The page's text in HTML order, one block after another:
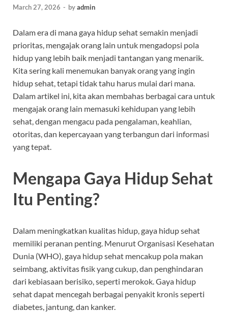
March 27, 2026 - byadmin
Dalam era di mana gaya hidup sehat semakin menjadi
prioritas, mengajak orang lain untuk mengadopsi pola
hidup yang lebih baik menjadi tantangan yang menarik.
Kita sering kali menemukan banyak orang yang ingin
hidup sehat, tetapi tidak tahu harus mulai dari mana.
Dalam artikel ini, kita akan membahas berbagai cara untuk
mengajak orang lain memasuki kehidupan yang lebih
sehat, dengan mengacu pada pengalaman, keahlian,
otoritas, dan kepercayaan yang terbangun dari informasi
yang tepat.
Mengapa Gaya Hidup Sehat
Itu Penting?
Dalam meningkatkan kualitas hidup, gaya hidup sehat
memiliki peranan penting. Menurut Organisasi Kesehatan
Dunia (WHO), gaya hidup sehat mencakup pola makan
seimbang, aktivitas fisik yang cukup, dan penghindaran
dari kebiasaan berisiko, seperti merokok. Gaya hidup
sehat dapat mencegah berbagai penyakit kronis seperti
diabetes, jantung, dan kanker.